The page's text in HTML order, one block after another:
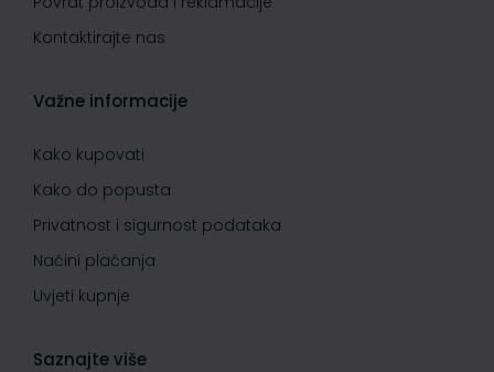
Kontaktirajte nas
Važne informacije
Kako kupovati
Kako do popusta
Privatnost i sigurnost podataka
Načini plaćanja
Uvjeti kupnje
Saznajte više